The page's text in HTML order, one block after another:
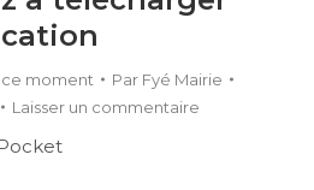
ce moment Par Fyé Mairie
Laisser un commentaire